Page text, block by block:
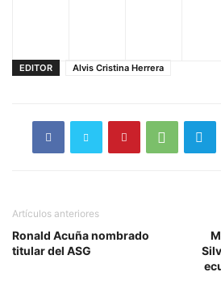
EDITOR Alvis Cristina Herrera
Artículos anteriores
Ronald Acuña nombrado
titular del ASG